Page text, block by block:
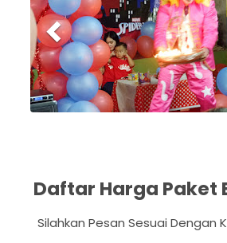
v
i
o
u
s
Daftar Harga Paket
Silahkan Pesan Sesuai Dengan